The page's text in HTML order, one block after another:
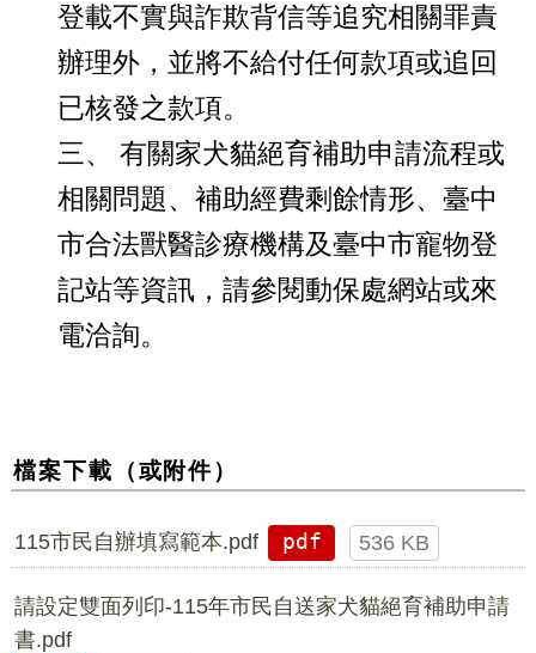
登載不實與詐欺背信等追究相關罪責
辦理外，並將不給付任何款項或追回
已核發之款項。
三、 有關家犬貓絕育補助申請流程或
相關問題、補助經費剩餘情形、臺中
市合法獸醫診療機構及臺中市寵物登
記站等資訊，請參閱動保處網站或來
電洽詢。
檔案下載（或附件）
115市民自辦填寫範本.pdf pdf 536 KB
請設定雙面列印-115年市民自送家犬貓絕育補助申請
書.pdf